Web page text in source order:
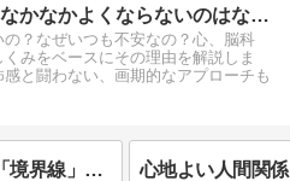
パニック障害 なかなかよくならないのはなぜ？その理由と具体策
？なぜいつも不安なの？心、脳科
みをベースにその理由を解説しま
と闘わない、画期的なアプローチも
心地よい人間関係に必要な「境界線」③ 健全な境界線を引くには